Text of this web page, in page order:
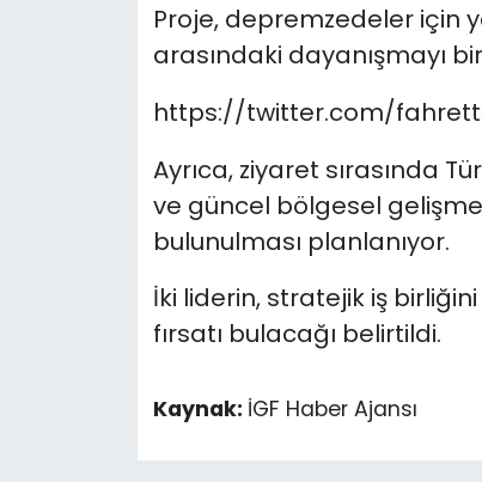
Proje, depremzedeler için
arasındaki dayanışmayı
https://twitter.com/
Ayrıca, ziyaret sırasında
ve güncel bölgesel
bulunulması planlanıyor.
İki liderin, stratejik iş
fırsatı bulacağı belirtildi.
Kaynak: İGF Haber Ajansı